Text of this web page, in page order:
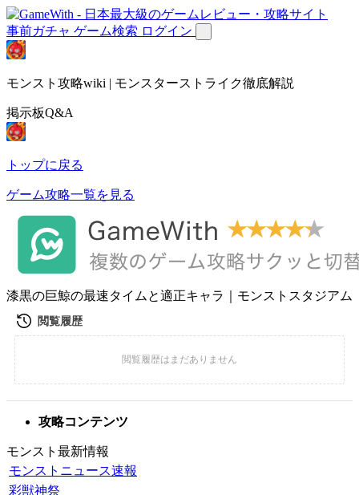
事前ガチャ ゲーム検索 ログイン
モンスト攻略wiki | モンスターストライク徹底解説
掲示板Q&A
トップに戻る
ゲーム攻略一覧を見る
漆黒の巨鯨の最速タイムと適正キャラ｜モンストスタジアム
攻略コンテンツ
モンスト最新情報
モンストニュース速報
彩獣神祭